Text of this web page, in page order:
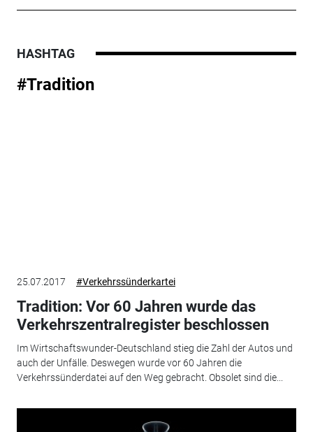
HASHTAG
#Tradition
25.07.2017 #Verkehrssünderkartei
Tradition: Vor 60 Jahren wurde das
Verkehrszentralregister beschlossen
Im Wirtschaftswunder-Deutschland stieg die Zahl der Autos und
auch der Unfälle. Deswegen wurde vor 60 Jahren die
Verkehrssünderdatei auf den Weg gebracht. Obsolet sind die...